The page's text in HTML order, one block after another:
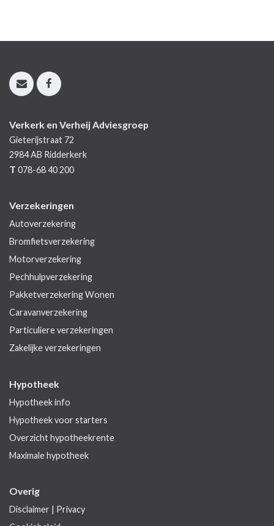
Verkerk en Verheij Adviesgroep
Gieterijstraat 72
2984 AB Ridderkerk
T 078-68 40 200
Verzekeringen
Autoverzekering
Bromfietsverzekering
Motorverzekering
Pechhulpverzekering
Pakketverzekering Wonen
Caravanverzekering
Particuliere verzekeringen
Zakelijke verzekeringen
Hypotheek
Hypotheek info
Hypotheek voor starters
Overzicht hypotheekrente
Maximale hypotheek
Overig
Disclaimer | Privacy